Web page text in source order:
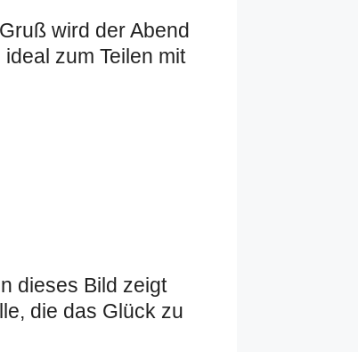
wird der Abend
zum Teilen mit
dieses Bild zeigt
die das Glück zu